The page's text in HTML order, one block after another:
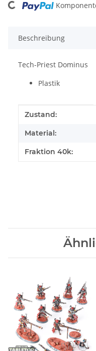
Loading...
Beschreibung
Tech-Priest Dominus
Plastik
Produkteigenschaft
Wert
Zustand:
Material:
Fraktion 40k: